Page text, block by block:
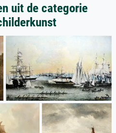
uit de categorie